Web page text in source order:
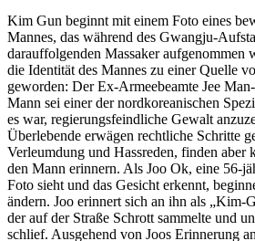
Kim Gun beginnt mit einem Foto eines
Mannes, das während des Gwangju-
darauffolgenden Massaker aufgenommen
die Identität des Mannes zu einer Quelle
geworden: Der Ex-Armeebeamte Jee
Mann sei einer der nordkoreanischen
es war, regierungsfeindliche Gewalt
Überlebende erwägen rechtliche Schritte
Verleumdung und Hassreden, finden aber
den Mann erinnern. Als Joo Ok, eine 56-
Foto sieht und das Gesicht erkennt,
ändern. Joo erinnert sich an ihn als „Kim-
der auf der Straße Schrott sammelte und
schlief. Ausgehend von Joos Erinnerung